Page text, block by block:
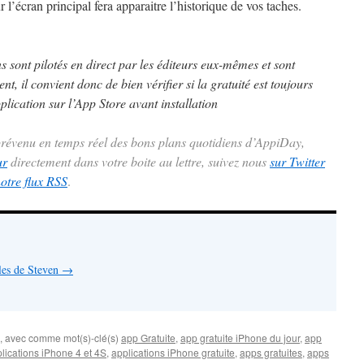
principal fera apparaitre l’historique de vos taches.
pilotés en direct par les éditeurs eux-mêmes et sont
il convient donc de bien vérifier si la gratuité est toujours
sur l’App Store avant installation
en temps réel des bons plans quotidiens d’AppiDay,
directement dans votre boite au lettre, suivez noussur Twitter
flux RSS.
de Steven →
, avec comme mot(s)-clé(s) app Gratuite, app gratuite iPhone du jour, app
iPhone 4 et 4S, applications iPhone gratuite, apps gratuites, apps